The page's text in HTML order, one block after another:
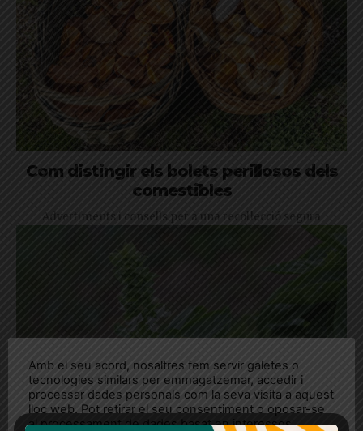
Com distingir els bolets perillosos dels
comestibles
Advertiments i consells per a una recol·lecció segura
Amb el seu acord, nosaltres fem servir galetes o
tecnologies similars per emmagatzemar, accedir i
processar dades personals com la seva visita a aquest
lloc web. Pot retirar el seu consentiment o oposar-se
al processament de dades basat en interessos